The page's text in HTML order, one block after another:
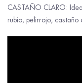
CASTAÑO CLARO:
rubio, pelirrojo, castaño